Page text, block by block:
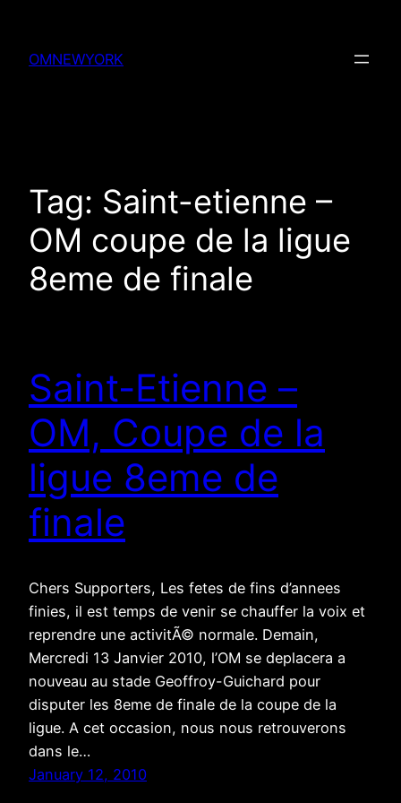
content
OMNEWYORK
Tag: Saint-etienne –
OM coupe de la ligue
8eme de finale
Saint-Etienne –
OM, Coupe de la
ligue 8eme de
finale
Chers Supporters, Les fetes de fins d’annees
finies, il est temps de venir se chauffer la voix et
reprendre une activitÃ© normale. Demain,
Mercredi 13 Janvier 2010, l’OM se deplacera a
nouveau au stade Geoffroy-Guichard pour
disputer les 8eme de finale de la coupe de la
ligue. A cet occasion, nous nous retrouverons
dans le…
January 12, 2010